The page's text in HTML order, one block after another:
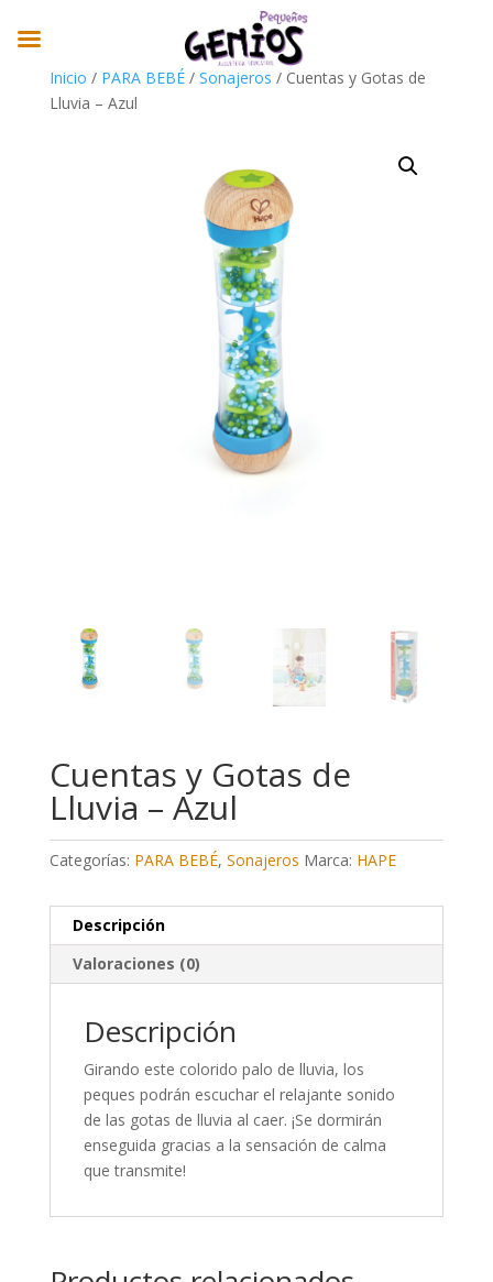
Inicio / PARA BEBÉ/ Sonajeros / Cuentas y Gotas de
Lluvia – Azul
Cuentas y Gotas de
Lluvia – Azul
Categorías: PARA BEBÉ, Sonajeros Marca: HAPE
Descripción
Valoraciones (0)
Descripción
Girando este colorido palo de lluvia, los
peques podrán escuchar el relajante sonido
de las gotas de lluvia al caer. ¡Se dormirán
enseguida gracias a la sensación de calma
que transmite!